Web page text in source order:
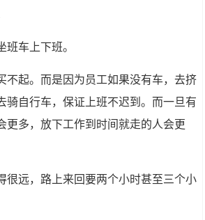
班车上下班。
不起。而是因为员工如果没有车，去挤
骑自行车，保证上班不迟到。而一旦有
更多，放下工作到时间就走的人会更
很远，路上来回要两个小时甚至三个小